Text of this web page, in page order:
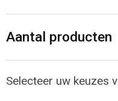
Aantal producten
Selecteer uw keuzes